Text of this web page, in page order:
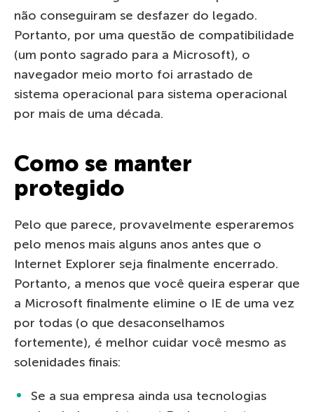
não conseguiram se desfazer do legado.
Portanto, por uma questão de compatibilidade
(um ponto sagrado para a Microsoft), o
navegador meio morto foi arrastado de
sistema operacional para sistema operacional
por mais de uma década.
Como se manter
protegido
Pelo que parece, provavelmente esperaremos
pelo menos mais alguns anos antes que o
Internet Explorer seja finalmente encerrado.
Portanto, a menos que você queira esperar que
a Microsoft finalmente elimine o IE de uma vez
por todas (o que desaconselhamos
fortemente), é melhor cuidar você mesmo as
solenidades finais:
Se a sua empresa ainda usa tecnologias